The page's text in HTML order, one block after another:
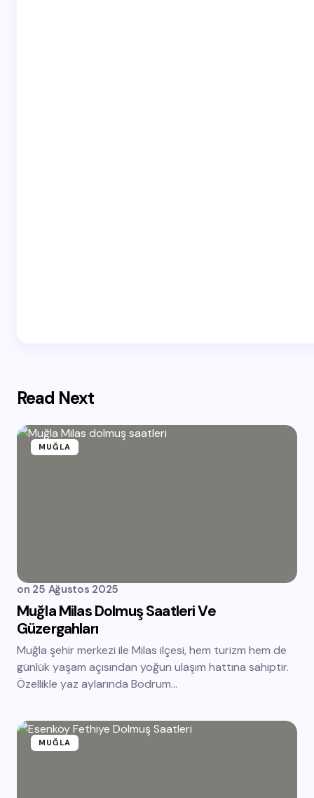
Read Next
MUĞLA
on 25 Ağustos 2025
Muğla Milas Dolmuş Saatleri Ve
Güzergahları
Muğla şehir merkezi ile Milas ilçesi, hem turizm hem de
günlük yaşam açısından yoğun ulaşım hattına sahiptir.
Özellikle yaz aylarında Bodrum…
MUĞLA